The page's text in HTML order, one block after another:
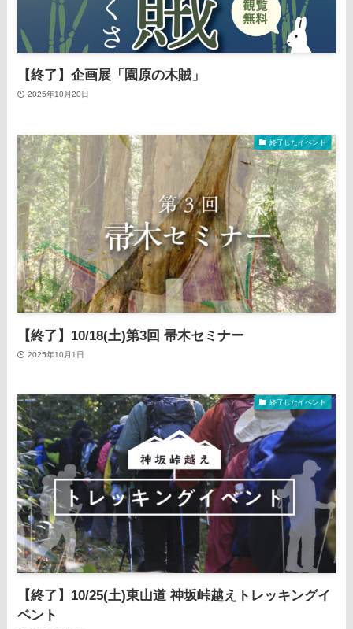
【終了】企画展「園原の木賊」
2025年10月20日
終了したイベント
【終了】10/18(土)第3回 帚木セミナー
2025年10月1日
終了したイベント
【終了】10/25(土)東山道 神坂峠越えトレッキングイ
ベント